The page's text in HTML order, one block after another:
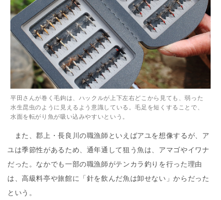
平田さんが巻く毛鉤は、ハックルが上下左右どこから見ても、弱った
水生昆虫のように見えるよう意識している。毛足を短くすることで、
水面を転がり魚が吸い込みやすいという。
また、郡上・長良川の職漁師といえばアユを想像するが、ア
ユは季節性があるため、通年通して狙う魚は、アマゴやイワナ
だった。なかでも一部の職漁師がテンカラ釣りを行った理由
は、高級料亭や旅館に「針を飲んだ魚は卸せない」からだった
という。